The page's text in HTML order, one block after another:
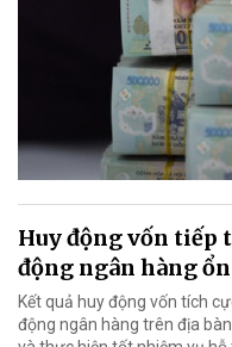
Huy động vốn tiếp
động ngân hàng
Kết quả huy động vốn tích
động ngân hàng trên địa